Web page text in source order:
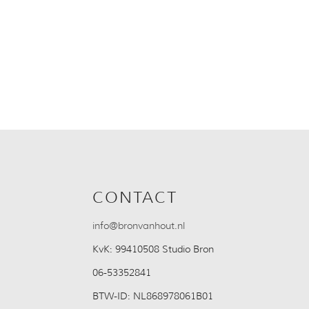
CONTACT
info@bronvanhout.nl
KvK:99410508 Studio Bron
06-53352841
BTW-ID: NL868978061B01